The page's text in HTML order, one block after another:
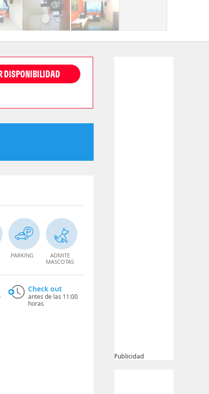
DISPONIBILIDAD
PARKING
ADMITE
MASCOTAS
Check out
antes de las 11:00
horas
Publicidad